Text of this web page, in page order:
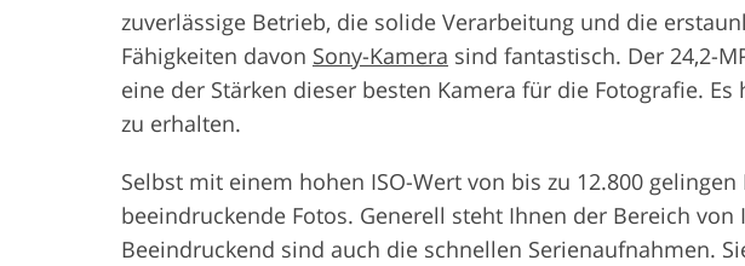
zuverlässige Betrieb, die solide Verarbeitung und die
Fähigkeiten davon Sony-Kamera sind fantastisch. Der 24,2-
eine der Stärken dieser besten Kamera für die Fotografie.
zu erhalten.
Selbst mit einem hohen ISO-Wert von bis zu 12.800
beeindruckende Fotos. Generell steht Ihnen der Bereich von
Beeindruckend sind auch die schnellen Serienaufnahmen.